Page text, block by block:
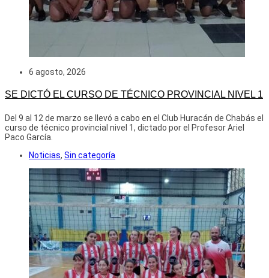
6 agosto, 2026
SE DICTÓ EL CURSO DE TÉCNICO PROVINCIAL NIVEL 1
Del 9 al 12 de marzo se llevó a cabo en el Club Huracán de Chabás el
curso de técnico provincial nivel 1, dictado por el Profesor Ariel
Paco García.
Noticias, Sin categoría